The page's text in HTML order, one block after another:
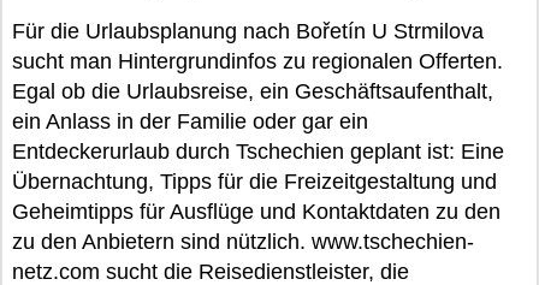
Für die Urlaubsplanung nach Bořetín U Strmilova
sucht man Hintergrundinfos zu regionalen Offerten.
Egal ob die Urlaubsreise, ein Geschäftsaufenthalt,
ein Anlass in der Familie oder gar ein
Entdeckerurlaub durch Tschechien geplant ist: Eine
Übernachtung, Tipps für die Freizeitgestaltung und
Geheimtipps für Ausflüge und Kontaktdaten zu den
zu den Anbietern sind nützlich. www.tschechien-
netz.com sucht die Reisedienstleister, die